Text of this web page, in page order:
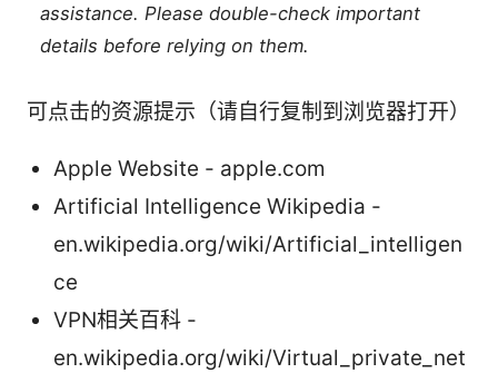
assistance. Please double-check important
details before relying on them.
可点击的资源提示（请自行复制到浏览器打开）
Apple Website - apple.com
Artificial Intelligence Wikipedia -
en.wikipedia.org/wiki/Artificial_intelligen
ce
VPN相关百科 -
en.wikipedia.org/wiki/Virtual_private_net